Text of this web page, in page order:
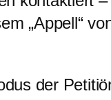
„Appell“
der